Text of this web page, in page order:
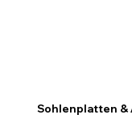
Sohlenplatten &